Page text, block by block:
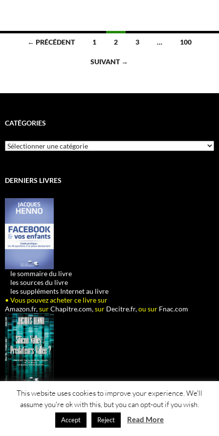
Navigation
← PRÉCÉDENT 1 2 3 … 100
SUIVANT →
CATÉGORIES
Catégories
DERNIERS LIVRES
le sommaire du livre
les sources du livre
les suppléments Internet au livre
• Vous pouvez acheter ce livre sur
Amazon.fr,surChapitre.com,sur Decitre.fr,ou sur Fnac.com
le sommaire du livre
les sources du livre
les suppléments Internet au livre
• Vous pouvez acheter ce livre sur
This website uses cookies to improve your experience. We'll
assume you're ok with this, but you can opt-out if you wish.
Accept Reject Read More